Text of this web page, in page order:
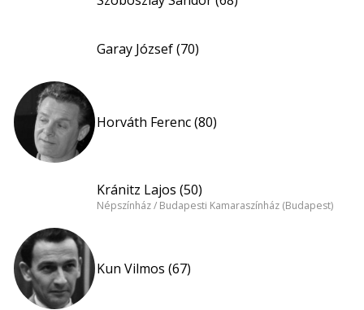
Garay József (70)
Horváth Ferenc (80)
Kránitz Lajos (50)
Népszínház / Budapesti Kamaraszínház (Budapest)
Kun Vilmos (67)